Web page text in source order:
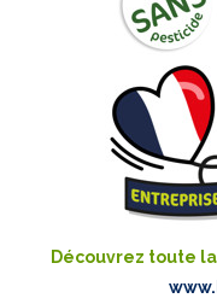
Découvrez toute